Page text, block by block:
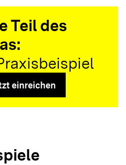
Teil des
einreichen